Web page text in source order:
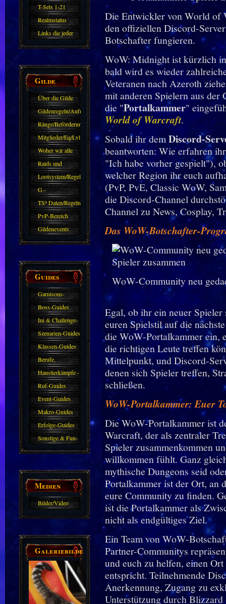
11.X
T-Sets 1-21
Realmstatus
Links die jeder
kennen sollte?!
Gilde
Über die Gilde
(DAW)
Gildenregeln/Aufnahme
Ränge/Beförderungen
Mitglieder/Eq/Lvl
Woher wir alle
kommen.
Raids und
Zubehör
Lootsystem/Regeln
G.-
Sparkasse/Goldleihen
TS³ Daten/Regeln
PvP-Bereich
Gildenevents
Guides
Garnisons-
Guides
Boss-Guides
Ini & Challenge-
Guides
Szenarien-Guides
Klassen-Guides
Berufe,
Farmkarten und
Haustiere
Haustierkämpfe -
Guide
Ruf-Guides
Event-Guides
Makro-Guides
Erfolge-Guides
Sonstige & Fun-
Guides
Medien
Bilder/Video
Galeriebilder
Die Entwickler von World of
den offiziellen Discord-
Botschafter fungieren.
WoW: Midnight ist kürzlich
bald wird es wieder
Veteranen nach Azeroth
mit anderen Spielern aus
die "Portalkammer"
World of Warcraft.
Sobald ihr demDiscord-
beantworten: Wie erfahren
"Ich habe vorher gespielt"),
welcher Region ihr euch
(PvP, PvE, Classic WoW,
die Discord-Channel
Channel zu News, Cosplay,
Das WoW-Botschafter-
WoW-Community neu
Egal, ob ihr ein neuer
euren Spielstil auf die
die WoW-Portalkammer ein,
die richtigen Leute treffen
Mittelpunkt, und Discord-
denen sich Spieler treffen,
schließen.
WoW-Portalkammer: Euer
Die WoW-Portalkammer ist
Warcraft, der als zentraler
Spieler zusammenkommen
willkommen fühlt. Ganz
mythische Dungeons seid
Portalkammer ist der Ort, an
eure Community zu finden.
ist die Portalkammer als
nicht als endgültiges Ziel.
Ein Team von WoW-
Partner-Communitys
und euch zu helfen, einen
entspricht. Teilnehmende
Anerkennung, Zugang zu
Unterstützung durch